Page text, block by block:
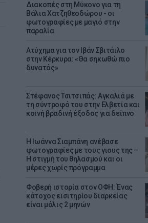
Διακοπές στη Μύκονο για τη
Βάλια Χατζηθεοδώρου - οι
φωτογραφίες με μαγιό στην
παραλία
Ατύχημα για τον Ιβάν Σβιτάιλο
στην Κέρκυρα: «Θα σηκωθώ πιο
δυνατός»
Στέφανος Τσιτσιπάς: Αγκαλιά με
τη σύντροφό του στην Ελβετία και
κοινή βραδινή έξοδος για δείπνο
H Ιωάννα Σιαμπάνη ανέβασε
φωτογραφίες με τους γιους της –
Η στιγμή του θηλασμού και οι
μέρες χωρίς πρόγραμμα
Φοβερή ιστορία στον ΟΦΗ: Ένας
κάτοχος εισιτηρίου διαρκείας
είναι μόλις 2 μηνών